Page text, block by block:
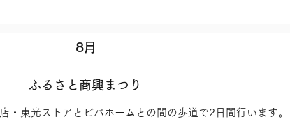
8月
ふるさと商興まつり
・東光ストアとビバホームとの間の歩道で2日間行います。